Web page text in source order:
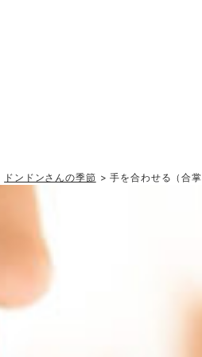
ドンドンさんの季節 > 手を合わせる（合